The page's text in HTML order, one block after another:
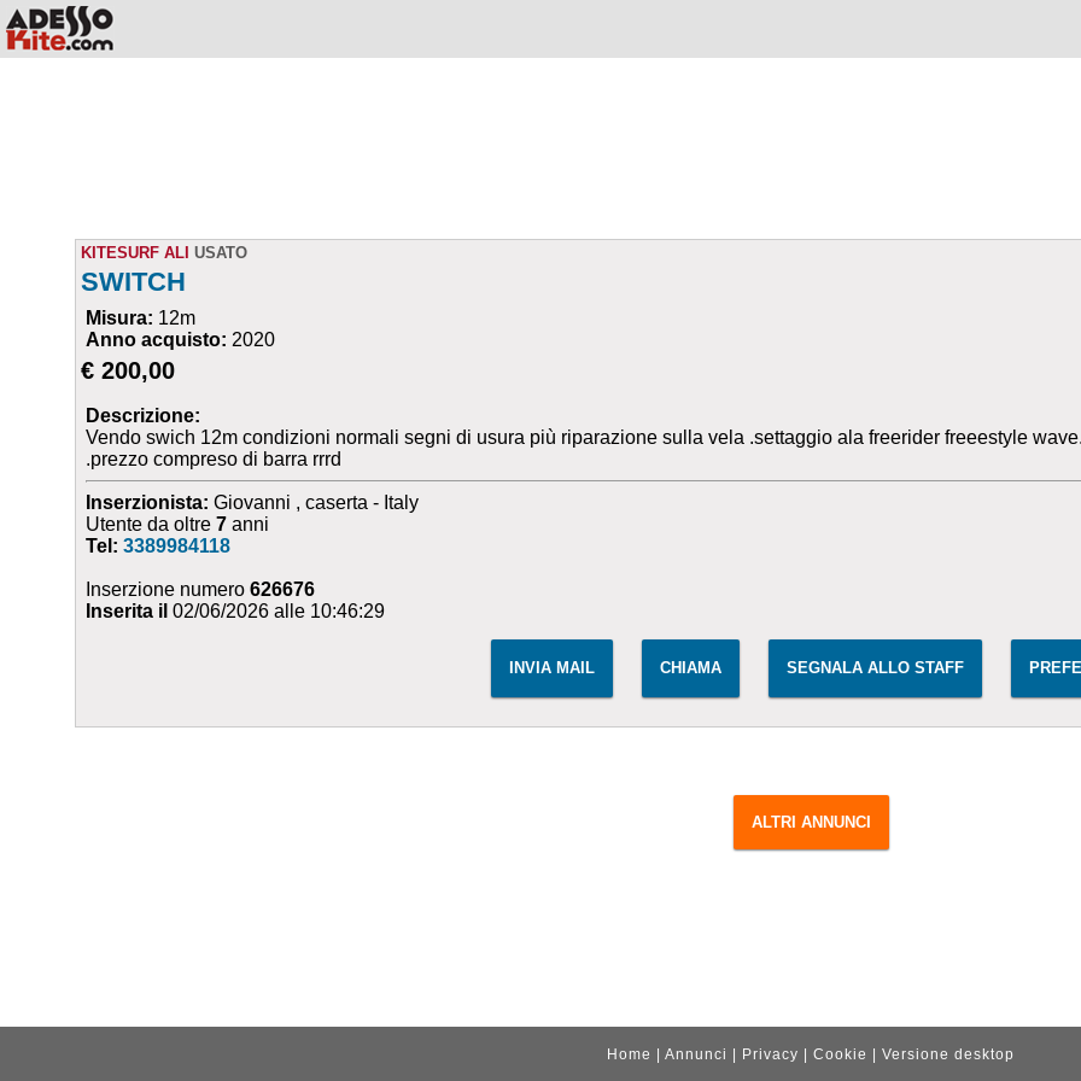
KITESURF ALI USATO
SWITCH
Misura: 12m
Anno acquisto: 2020
€ 200,00
Descrizione:
Vendo swich 12m condizioni normali segni di usura più riparazione sulla vela .settaggio ala freerider freeestyle
.prezzo compreso di barra rrrd
Inserzionista: Giovanni , caserta - Italy
Utente da oltre7 anni
Tel:3389984118
Inserzione numero626676
Inserita il 02/06/2026 alle 10:46:29
INVIA MAIL CHIAMA SEGNALA ALLO STAFF
ALTRI ANNUNCI
Home Annunci Privacy Cookie Versione desktop